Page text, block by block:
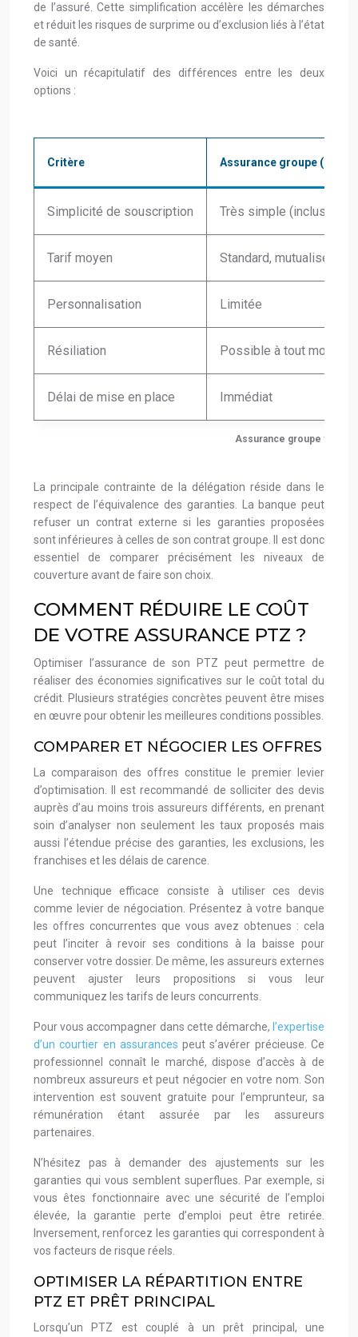
de l’assuré. Cette simplification accélère les démarches
et réduit les risques de surprime ou d’exclusion liés à l’état
de santé.
Voici un récapitulatif des différences entre les deux
options :
Assurance groupe vs
Critère Assurance groupe
Simplicité de souscription Très simple (incluse
Tarif moyen Standard, mutualisé
Personnalisation Limitée
Résiliation Possible à tout
Délai de mise en place Immédiat
La principale contrainte de la délégation réside dans le
respect de l’équivalence des garanties. La banque peut
refuser un contrat externe si les garanties proposées
sont inférieures à celles de son contrat groupe. Il est donc
essentiel de comparer précisément les niveaux de
couverture avant de faire son choix.
COMMENT RÉDUIRE LE COÛT
DE VOTRE ASSURANCE PTZ ?
Optimiser l’assurance de son PTZ peut permettre de
réaliser des économies significatives sur le coût total du
crédit. Plusieurs stratégies concrètes peuvent être mises
en œuvre pour obtenir les meilleures conditions possibles.
COMPARER ET NÉGOCIER LES OFFRES
La comparaison des offres constitue le premier levier
d’optimisation. Il est recommandé de solliciter des devis
auprès d’au moins trois assureurs différents, en prenant
soin d’analyser non seulement les taux proposés mais
aussi l’étendue précise des garanties, les exclusions, les
franchises et les délais de carence.
Une technique efficace consiste à utiliser ces devis
comme levier de négociation. Présentez à votre banque
les offres concurrentes que vous avez obtenues : cela
peut l’inciter à revoir ses conditions à la baisse pour
conserver votre dossier. De même, les assureurs externes
peuvent ajuster leurs propositions si vous leur
communiquez les tarifs de leurs concurrents.
Pour vous accompagner dans cette démarche, l’expertise
d’un courtier en assurances peut s’avérer précieuse. Ce
professionnel connaît le marché, dispose d’accès à de
nombreux assureurs et peut négocier en votre nom. Son
intervention est souvent gratuite pour l’emprunteur, sa
rémunération étant assurée par les assureurs
partenaires.
N’hésitez pas à demander des ajustements sur les
garanties qui vous semblent superflues. Par exemple, si
vous êtes fonctionnaire avec une sécurité de l’emploi
élevée, la garantie perte d’emploi peut être retirée.
Inversement, renforcez les garanties qui correspondent à
vos facteurs de risque réels.
OPTIMISER LA RÉPARTITION ENTRE
PTZ ET PRÊT PRINCIPAL
Lorsqu’un PTZ est couplé à un prêt principal, une